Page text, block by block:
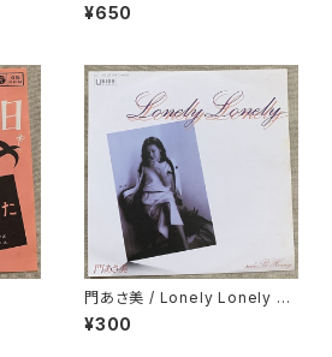
¥650
門あさ美 / Lonely Lonely H
oney
¥300